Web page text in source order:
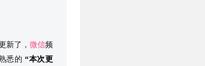
新了， 微信频
悉的“本次更